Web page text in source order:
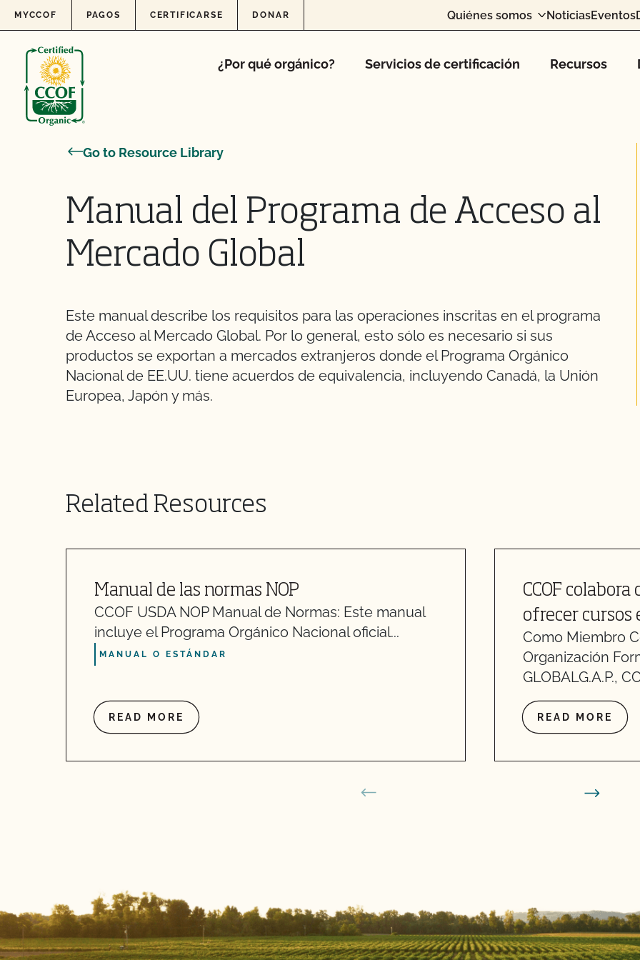
Skip to content
MYCCOF PAGOS CERTIFICARSE DONAR Quiénes somos NoticiasEventos
¿Por qué orgánico? Servicios de certificación Recursos
Go to Resource Library
Manual del Programa de Acceso al
Mercado Global
Este manual describe los requisitos para las operaciones inscritas en el programa
de Acceso al Mercado Global. Por lo general, esto sólo es necesario si sus
productos se exportan a mercados extranjeros donde el Programa Orgánico
Nacional de EE.UU. tiene acuerdos de equivalencia, incluyendo Canadá, la Unión
Europea, Japón y más.
Related Resources
Manual de las normas NOP
CCOF USDA NOP Manual de Normas: Este manual
incluye el Programa Orgánico Nacional oficial...
MANUAL O ESTÁNDAR
READ MORE
CCOF colabora
ofrecer cursos
Como Miembro
Organización
GLOBALG.A.P.,
READ MORE